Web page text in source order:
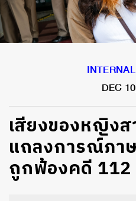
DEC
เสียงของหญิง
แถลงการณ์ภา
ถูกฟ้องคดี 112